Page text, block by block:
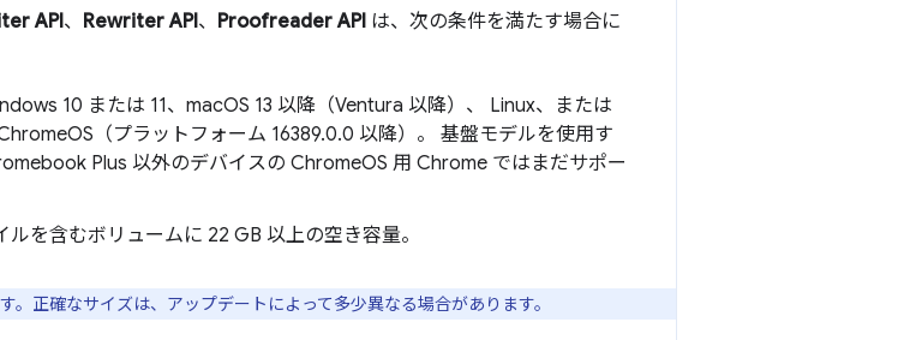
API、 Rewriter API、 Proofreader API は、次の条件を満たす場合に
10 または 11、macOS 13 以降（Ventura 以降）、 Linux、または
（プラットフォーム 16389.0.0 以降）。 基盤モデルを使用す
Plus 以外のデバイスの ChromeOS 用 Chrome ではまだサポー
を含むボリュームに 22 GB 以上の空き容量。
。正確なサイズは、アップデートによって多少異なる場合があります。